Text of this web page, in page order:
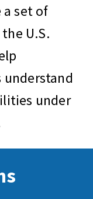
a set of
U.S.
understand
under